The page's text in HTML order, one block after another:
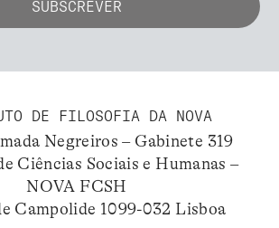
DE FILOSOFIA DA NOVA
Negreiros – Gabinete 319
Ciências Sociais e Humanas –
NOVA FCSH
Campolide 1099-032 Lisboa